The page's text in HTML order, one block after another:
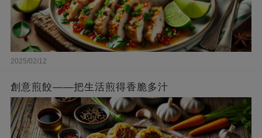
2025/02/12
創意煎餃——把生活煎得香脆多汁